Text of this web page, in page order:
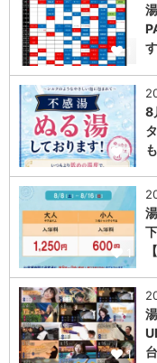
1
1
8
1
1